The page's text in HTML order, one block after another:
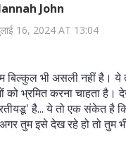
John
16, 2024 AT 13:04
बिल्कुल भी असली नहीं है। ये
को भ्रमित करना चाहता
है... ये तो एक संकेत है
अगर तुम इसे देख रहे हो तो